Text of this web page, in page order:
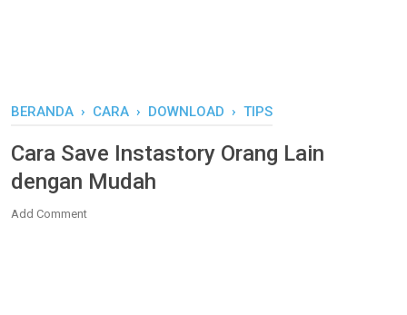
BERANDA › CARA › DOWNLOAD › TIPS
Cara Save Instastory Orang Lain
dengan Mudah
Add Comment